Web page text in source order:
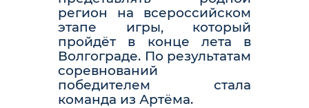
регион на всероссийском
этапе игры, который
пройдёт в конце лета в
Волгограде. По результатам
соревнований
победителем стала
команда из Артёма.